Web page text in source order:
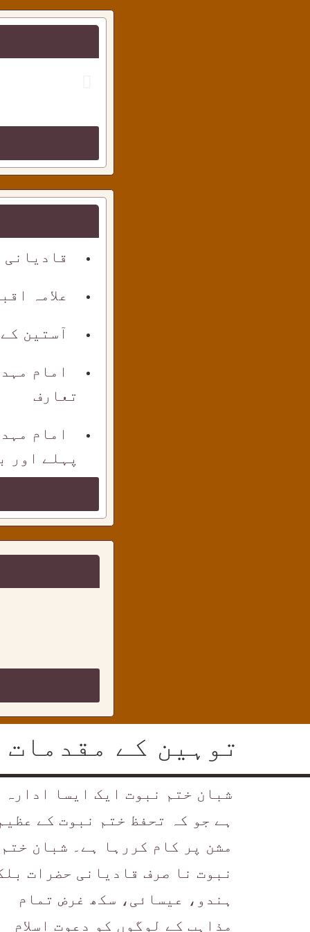
علامہ
آستین
امام
تعارف
امام
پہلے اور
توہین کے
شبان ختم نبوت ایک ایسا ادارہ
ہے جو کہ تحفظ ختم نبوت کے
مشن پر کام کررہا ہے۔ شبان ختم
نبوت نا صرف قادیانی حضرات
ہندو، عیسائی، سکھ غرض تمام
مذاہب کے لوگوں کو دعوت اسلام